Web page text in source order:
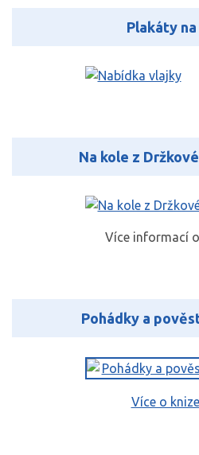
Plakáty na
Na kole z
Více informací
Pohádky a
Více o